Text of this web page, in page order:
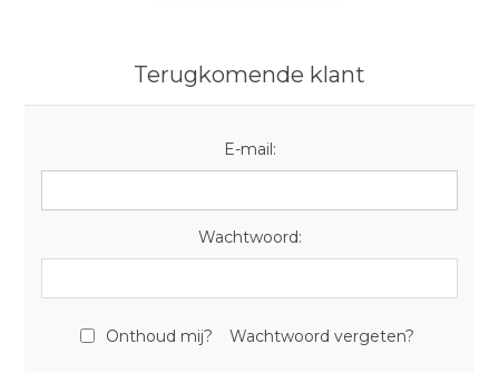
Terugkomende klant
E-mail:
Wachtwoord:
Onthoud mij? Wachtwoord vergeten?